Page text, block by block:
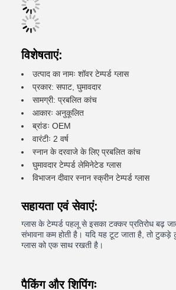
विशेषताएं:
उत्पाद का नामः शॉवर टेम्पर्ड ग्लास
प्रकार: सपाट, घुमावदार
सामग्री: प्रबलित कांच
आकारः अनुकूलित
ब्रांडः OEM
वारंटीः 2 वर्ष
स्नान के दरवाजे के लिए प्रबलित कांच
घुमावदार टेम्पर्ड लेमिनेटेड ग्लास
विभाजन दीवार स्नान स्क्रीन टेम्पर्ड ग्लास
सहायता एवं सेवाएं:
ग्लास के टेम्पर्ड पहलू से इसका टक्कर प्रतिरोध बढ़
संभावना कम होती है। यदि यह टूट जाता है, तो टुकड़े
ग्लास को एक साथ रखती है।
पैकिंग और शिपिंगः